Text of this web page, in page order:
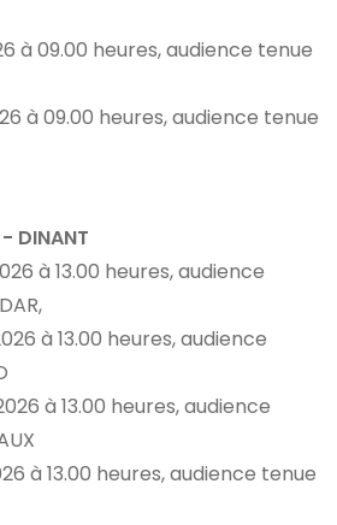
à 09.00 heures, audience tenue
à 09.00 heures, audience tenue
DINANT
à 13.00 heures, audience
à 13.00 heures, audience
à 13.00 heures, audience
à 13.00 heures, audience tenue